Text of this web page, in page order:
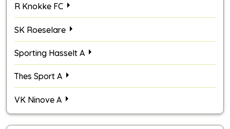
R Knokke FC
SK Roeselare
Sporting Hasselt A
Thes Sport A
VK Ninove A